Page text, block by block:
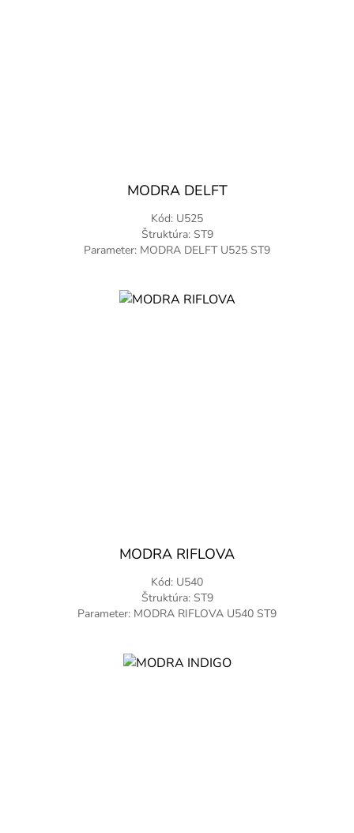
MODRA DELFT
Kód: U525
Štruktúra: ST9
Parameter: MODRA DELFT U525 ST9
MODRA RIFLOVA
Kód: U540
Štruktúra: ST9
Parameter: MODRA RIFLOVA U540 ST9